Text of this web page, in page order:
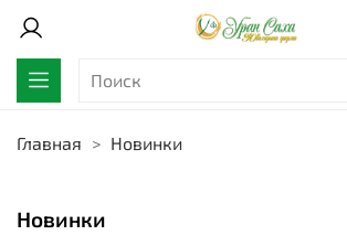
Главная Новинки
Новинки